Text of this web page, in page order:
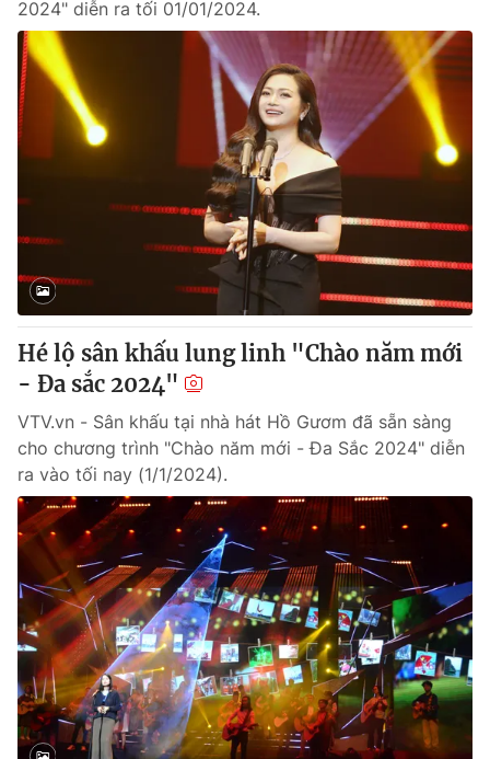
2024" diễn ra tối 01/01/2024.
Hé lộ sân khấu lung linh "Chào năm mới
- Đa sắc 2024"
VTV.vn - Sân khấu tại nhà hát Hồ Gươm đã sẵn sàng
cho chương trình "Chào năm mới - Đa Sắc 2024" diễn
ra vào tối nay (1/1/2024).